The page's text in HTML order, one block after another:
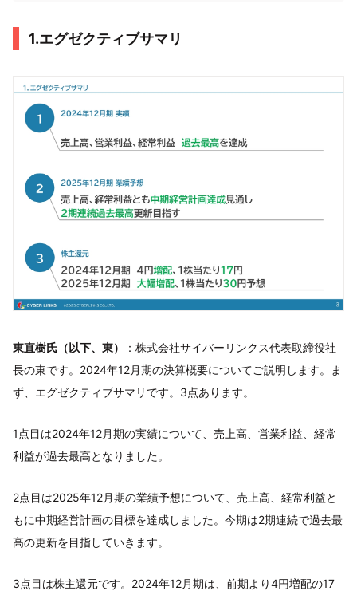
1.エグゼクティブサマリ
東直樹氏（以下、東）
：株式会社サイバーリンクス代表取締役社
長の東です。2024年12月期の決算概要についてご説明します。ま
ず、エグゼクティブサマリです。3点あります。
1点目は2024年12月期の実績について、売上高、営業利益、経常
利益が過去最高となりました。
2点目は2025年12月期の業績予想について、売上高、経常利益と
もに中期経営計画の目標を達成しました。今期は2期連続で過去最
高の更新を目指していきます。
3点目は株主還元です。2024年12月期は、前期より4円増配の17